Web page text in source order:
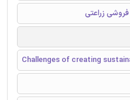
زراعتی
Challenges of creating